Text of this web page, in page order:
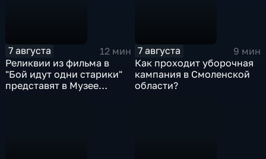
7 августа
12 мин
Реликвии из фильма в
"Бой идут одни старики"
представят в Музее
7 августа
9 мин
Как проходит уборочная
кампания в Смоленской
области?